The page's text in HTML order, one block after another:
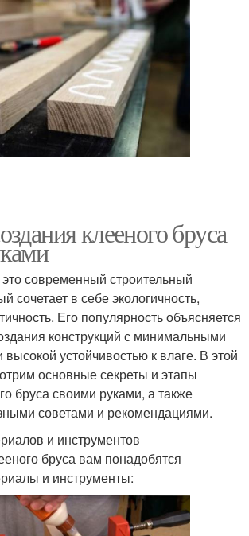
клееного бруса
современный строительный
сочетает в себе экологичность,
Его популярность объясняется
конструкций с минимальными
устойчивостью к влаге. В этой
основные секреты и этапы
бруса своими руками, а также
советами и рекомендациями.
и инструментов
бруса вам понадобятся
и инструменты: